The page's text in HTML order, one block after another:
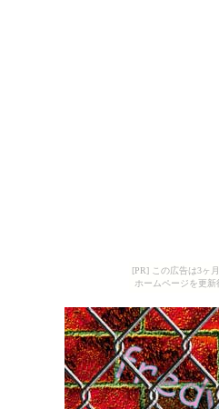
[PR] この広告は3ヶ
ホームページを更